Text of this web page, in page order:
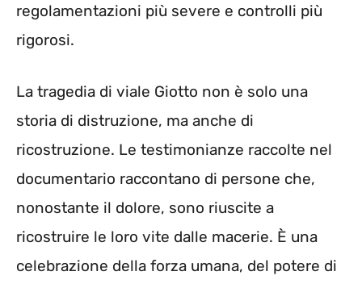
regolamentazioni più severe e controlli più
rigorosi.
La tragedia di viale Giotto non è solo una
storia di distruzione, ma anche di
ricostruzione. Le testimonianze raccolte nel
documentario raccontano di persone che,
nonostante il dolore, sono riuscite a
ricostruire le loro vite dalle macerie. È una
celebrazione della forza umana, del potere di